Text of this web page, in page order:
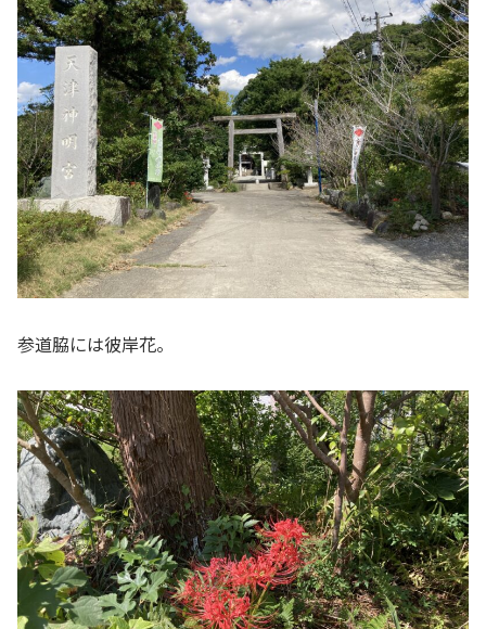
参道脇には彼岸花。